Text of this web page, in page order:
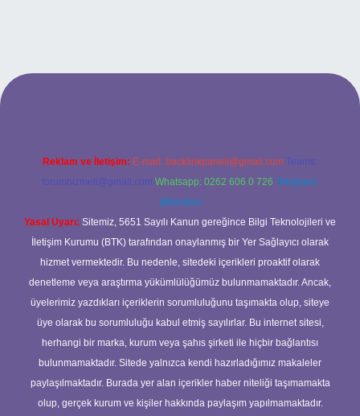
giriş
Reklam ve İletişim: E-mail: backlinkpaneli@gmail.com Teams:
forumhizmeti@gmail.com Whatsapp: 0262 606 0 726 Telegram:
@karabul
Yasal Uyarı: Sitemiz, 5651 Sayılı Kanun gereğince Bilgi Teknolojileri ve
İletişim Kurumu (BTK) tarafından onaylanmış bir Yer Sağlayıcı olarak
hizmet vermektedir. Bu nedenle, sitedeki içerikleri proaktif olarak
denetleme veya araştırma yükümlülüğümüz bulunmamaktadır. Ancak,
üyelerimiz yazdıkları içeriklerin sorumluluğunu taşımakta olup, siteye
üye olarak bu sorumluluğu kabul etmiş sayılırlar. Bu internet sitesi,
herhangi bir marka, kurum veya şahıs şirketi ile hiçbir bağlantısı
bulunmamaktadır. Sitede yalnızca kendi hazırladığımız makaleler
paylaşılmaktadır. Burada yer alan içerikler haber niteliği taşımamakta
olup, gerçek kurum ve kişiler hakkında paylaşım yapılmamaktadır.